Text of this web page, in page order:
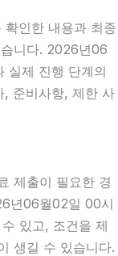
확인한 내용과 최종
니다. 2026년06
실제 진행 단계의
, 준비사항, 제한 사
제출이 필요한 경
년06월02일 00시
있고, 조건을 제
생길 수 있습니다.